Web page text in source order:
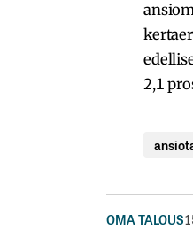
2,1
OMA TALOUS